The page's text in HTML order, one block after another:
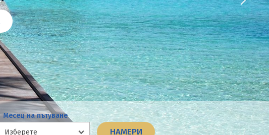
Месец на пътуване